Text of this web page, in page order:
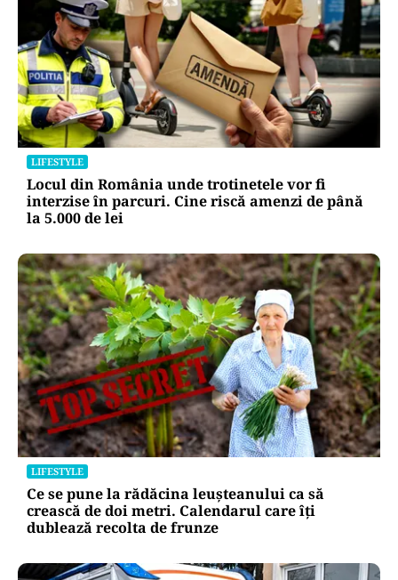
LIFESTYLE
Locul din România unde trotinetele vor fi
interzise în parcuri. Cine riscă amenzi de până
la 5.000 de lei
LIFESTYLE
Ce se pune la rădăcina leușteanului ca să
crească de doi metri. Calendarul care îți
dublează recolta de frunze